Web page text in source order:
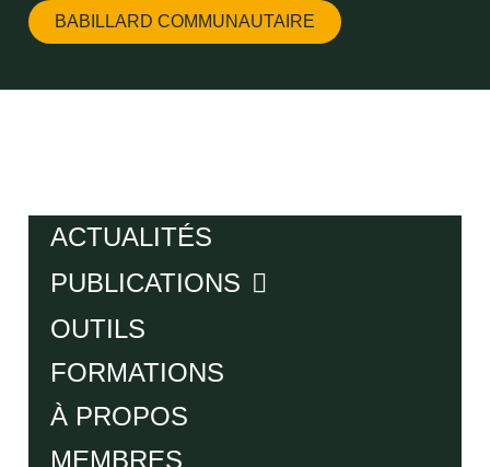
BABILLARD COMMUNAUTAIRE
ACTUALITÉS
PUBLICATIONS
OUTILS
FORMATIONS
À PROPOS
MEMBRES